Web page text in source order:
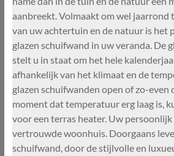
aanbreekt. Volmaakt om wel jaarrond
van uw achtertuin en de natuur is het
glazen schuifwand in uw veranda. De
stelt u in staat om het hele
afhankelijk van het klimaat en de
glazen schuifwanden open of zo-even
moment dat temperatuur erg laag is,
voor een terras heater. Uw
vertrouwde woonhuis. Doorgaans
schuifwand, door de stijlvolle en